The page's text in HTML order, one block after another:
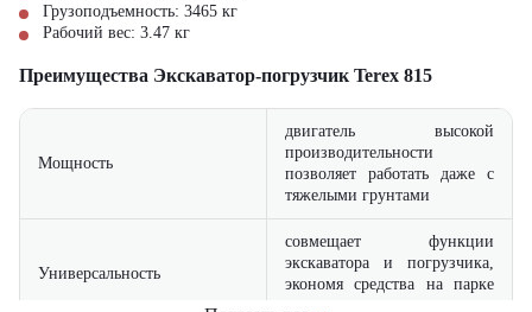
Грузоподъемность: 3465 кг
Рабочий вес: 3.47 кг
Преимущества Экскаватор-погрузчик Terex 815
Мощность
двигатель высокой
производительности
позволяет работать даже с
тяжелыми грунтами
Универсальность
совмещает функции
экскаватора и погрузчика,
экономя средства на парке